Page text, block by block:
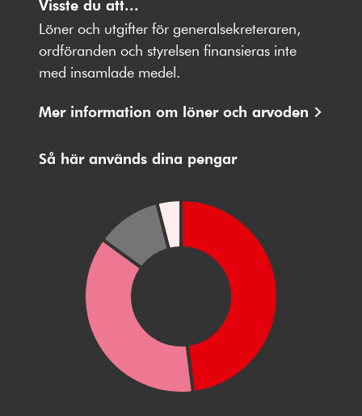
oss
på
Facebbok
oss
på
oss
på
Instagram
på
Youtube
på
LinkedIn
Visste du att...
Löner och utgifter för generalsekreteraren,
ordföranden och styrelsen finansieras inte
med insamlade medel.
Mer information om löner och arvoden
Så här används dina pengar